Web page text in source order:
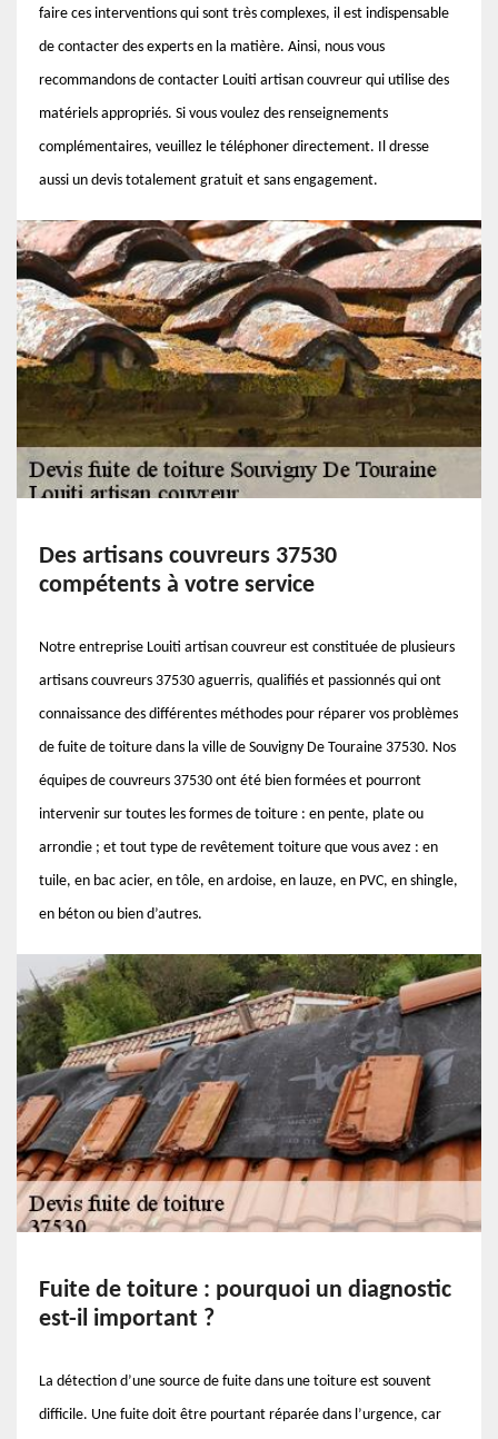
faire ces interventions qui sont très complexes, il est indispensable
de contacter des experts en la matière. Ainsi, nous vous
recommandons de contacter Louiti artisan couvreur qui utilise des
matériels appropriés. Si vous voulez des renseignements
complémentaires, veuillez le téléphoner directement. Il dresse
aussi un devis totalement gratuit et sans engagement.
Des artisans couvreurs 37530
compétents à votre service
Notre entreprise Louiti artisan couvreur est constituée de plusieurs
artisans couvreurs 37530 aguerris, qualifiés et passionnés qui ont
connaissance des différentes méthodes pour réparer vos problèmes
de fuite de toiture dans la ville de Souvigny De Touraine 37530. Nos
équipes de couvreurs 37530 ont été bien formées et pourront
intervenir sur toutes les formes de toiture : en pente, plate ou
arrondie ; et tout type de revêtement toiture que vous avez : en
tuile, en bac acier, en tôle, en ardoise, en lauze, en PVC, en shingle,
en béton ou bien d’autres.
Fuite de toiture : pourquoi un diagnostic
est-il important ?
La détection d’une source de fuite dans une toiture est souvent
difficile. Une fuite doit être pourtant réparée dans l’urgence, car